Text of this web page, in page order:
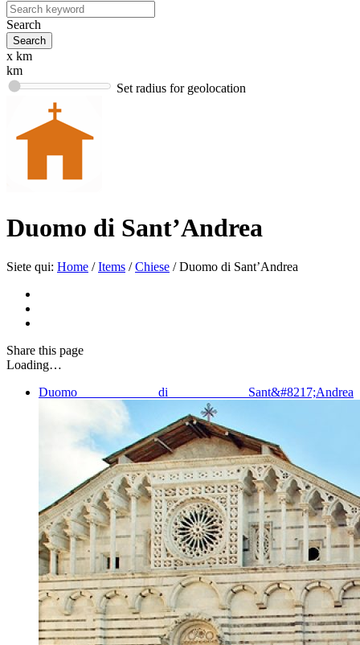
Search
x km
km
Set radius for geolocation
Duomo di Sant’Andrea
Siete qui: Home / Items / Chiese / Duomo di Sant’Andrea
Share this page
Loading…
Duomo di Sant&#8217;Andrea